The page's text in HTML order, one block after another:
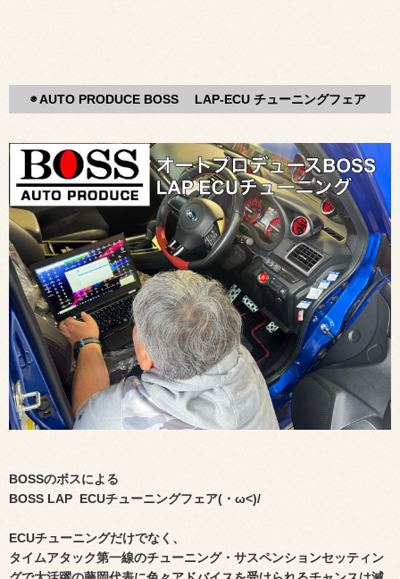
◉ AUTO PRODUCE BOSS LAP-ECU チューニングフェア
BOSSのボスによる
BOSS LAP ECUチューニングフェア(・ω<)/
ECUチューニングだけでなく、
タイムアタック第一線のチューニング・ サスペンションセッティン